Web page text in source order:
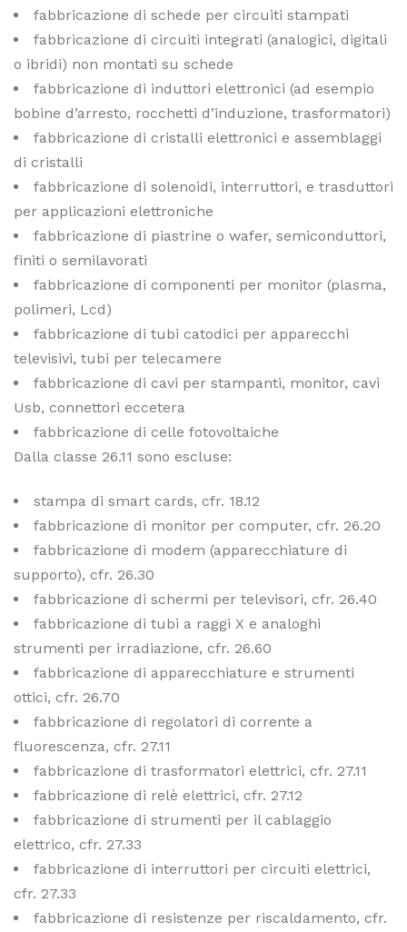
fabbricazione di schede per circuiti stampati
fabbricazione di circuiti integrati (analogici, digitali
o ibridi) non montati su schede
fabbricazione di induttori elettronici (ad esempio
bobine d’arresto, rocchetti d’induzione, trasformatori)
fabbricazione di cristalli elettronici e assemblaggi
di cristalli
fabbricazione di solenoidi, interruttori, e trasduttori
per applicazioni elettroniche
fabbricazione di piastrine o wafer, semiconduttori,
finiti o semilavorati
fabbricazione di componenti per monitor (plasma,
polimeri, Lcd)
fabbricazione di tubi catodici per apparecchi
televisivi, tubi per telecamere
fabbricazione di cavi per stampanti, monitor, cavi
Usb, connettori eccetera
fabbricazione di celle fotovoltaiche
Dalla classe 26.11 sono escluse:
stampa di smart cards, cfr. 18.12
fabbricazione di monitor per computer, cfr. 26.20
fabbricazione di modem (apparecchiature di
supporto), cfr. 26.30
fabbricazione di schermi per televisori, cfr. 26.40
fabbricazione di tubi a raggi X e analoghi
strumenti per irradiazione, cfr. 26.60
fabbricazione di apparecchiature e strumenti
ottici, cfr. 26.70
fabbricazione di regolatori di corrente a
fluorescenza, cfr. 27.11
fabbricazione di trasformatori elettrici, cfr. 27.11
fabbricazione di relè elettrici, cfr. 27.12
fabbricazione di strumenti per il cablaggio
elettrico, cfr. 27.33
fabbricazione di interruttori per circuiti elettrici,
cfr. 27.33
fabbricazione di resistenze per riscaldamento, cfr.